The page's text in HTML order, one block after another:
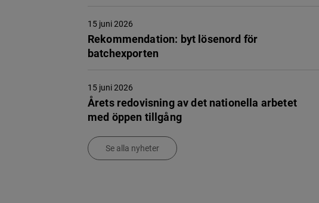
Rekommendation: byt lösenord för
batchexporten
15 juni 2026
Årets redovisning av det nationella arbetet
med öppen tillgång
15 juni 2026
Se alla nyheter